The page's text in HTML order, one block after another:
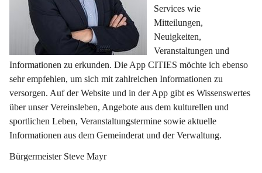
Services wie
Mitteilungen,
Neuigkeiten,
Veranstaltungen und
Informationen zu erkunden. Die App CITIES möchte ich ebenso
sehr empfehlen, um sich mit zahlreichen Informationen zu
versorgen. Auf der Website und in der App gibt es Wissenswertes
über unser Vereinsleben, Angebote aus dem kulturellen und
sportlichen Leben, Veranstaltungstermine sowie aktuelle
Informationen aus dem Gemeinderat und der Verwaltung.
Bürgermeister Steve Mayr